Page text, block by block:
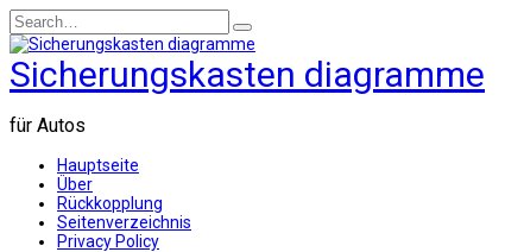
Skip
to
content
Search
for:
Sicherungskasten diagramme
für Autos
Hauptseite
Über
Rückkopplung
Seitenverzeichnis
Privacy Policy